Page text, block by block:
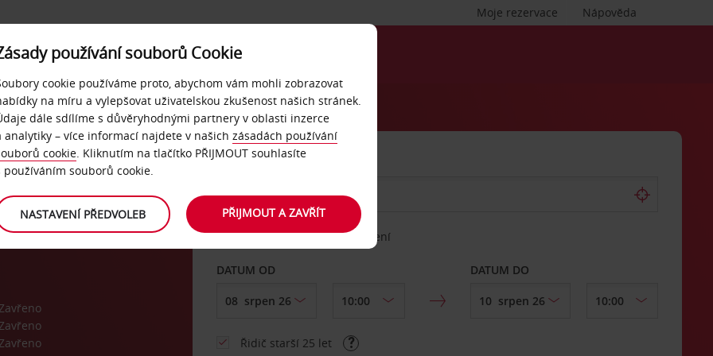
Nápověda
Moje rezervace
NAŠE SLUŽBY FIREMNÍ ZÁKAZNÍCI
Zavřeno
Zavřeno
Zavřeno
Vyberte si jiné místo vrácení
DATUM OD DATUM DO
Řidič starší 25 let
používání souborů Cookie
cookie používáme proto, abychom vám mohli zobrazovat
na míru a vylepšovat uživatelskou zkušenost našich stránek.
dále sdílíme s důvěryhodnými partnery v oblasti inzerce
analytiky – více informací najdete v našich zásadách používání
cookie. Kliknutím na tlačítko PŘIJMOUT souhlasíte
používáním souborů cookie.
NASTAVENÍ PŘEDVOLEB PŘIJMOUT A ZAVŘÍT